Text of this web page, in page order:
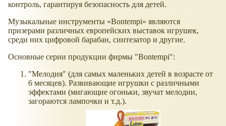
контроль, гарантируя безопасность для детей.
Музыкальные инструменты «Bontempi» являются
призерами различных европейских выставок игрушек,
среди них цифровой барабан, синтезатор и другие.
Основные серии продукции фирмы "Bontempi":
"Мелодия" (для самых маленьких детей в возрасте от
6 месяцев). Развивающие игрушки с различными
эффектами (мигающие огоньки, звучат мелодии,
загораются лампочки и т.д.).